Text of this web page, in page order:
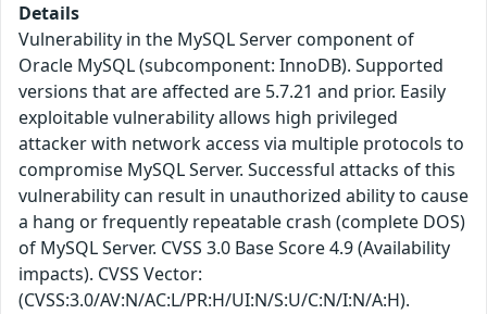
Details
Vulnerability in the MySQL Server component of
Oracle MySQL (subcomponent: InnoDB). Supported
versions that are affected are 5.7.21 and prior. Easily
exploitable vulnerability allows high privileged
attacker with network access via multiple protocols to
compromise MySQL Server. Successful attacks of this
vulnerability can result in unauthorized ability to cause
a hang or frequently repeatable crash (complete DOS)
of MySQL Server. CVSS 3.0 Base Score 4.9 (Availability
impacts). CVSS Vector:
(CVSS:3.0/AV:N/AC:L/PR:H/UI:N/S:U/C:N/I:N/A:H).